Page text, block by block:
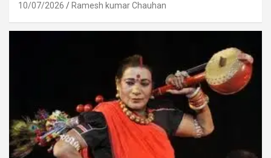
10/07/2026 Ramesh kumar Chauhan